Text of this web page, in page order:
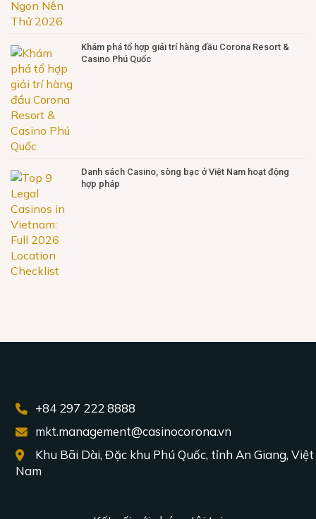
Khám phá tổ hợp giải trí hàng đầu Corona Resort &
Casino Phú Quốc
Danh sách Casino, sòng bạc ở Việt Nam hoạt động
hợp pháp
+84 297 222 8888
mkt.management@casinocorona.vn
Khu Bãi Dài, Đặc khu Phú Quốc, tỉnh An Giang, Việt
Nam